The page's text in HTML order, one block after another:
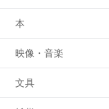
本
映像・音楽
文具